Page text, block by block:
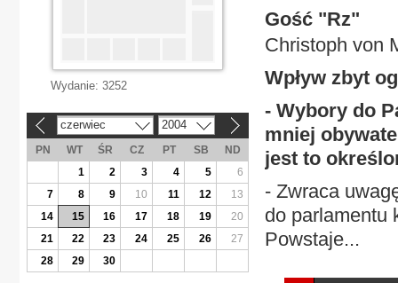
Gość "Rz"
Christoph von
Wpływ zbyt
- Wybory do
mniej
jest to
- Zwraca
do parlamentu
Powstaje...
Wydanie: 3252
czerwiec 2004
PN WT ŚR CZ PT SB
ND
1
2 3 4 5
6
7
8 9 10 11 12
13
14
15 16 17 18 19
20
21
22 23 24 25 26
27
28
29 30